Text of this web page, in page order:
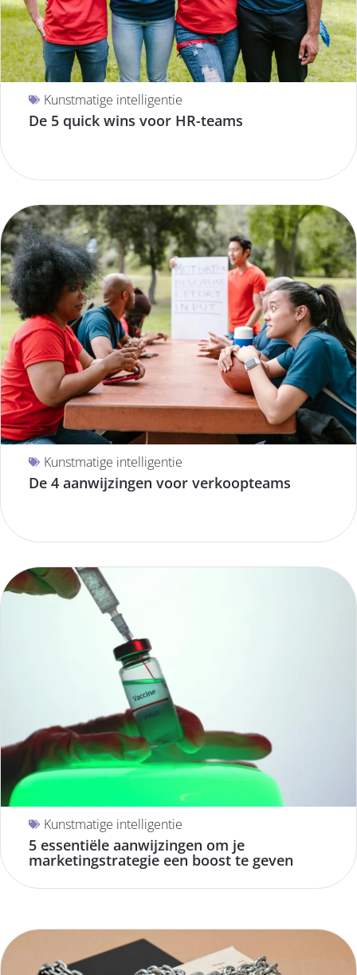
Kunstmatige intelligentie
De 5 quick wins voor HR-teams
Kunstmatige intelligentie
De 4 aanwijzingen voor verkoopteams
Kunstmatige intelligentie
5 essentiële aanwijzingen om je
marketingstrategie een boost te geven